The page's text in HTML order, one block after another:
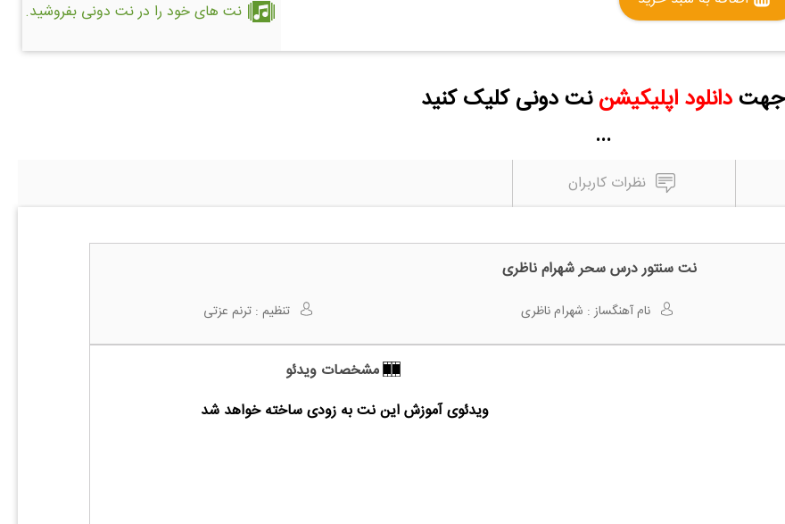
نت های خود را در نت دونی بفروشید.
جهتدانلود اپلیکیشن نت دونی کلیک کنید
...
نظرات کاربران
نت سنتور درس سحر شهرام ناظری
نام آهنگساز : شهرام ناظری تنظیم :ترنم عزتی
مشخصات ویدئو
ویدئوی آموزش این نت به زودی ساخته خواهد شد